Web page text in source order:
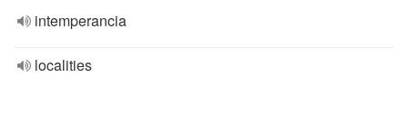
intemperancia
localities